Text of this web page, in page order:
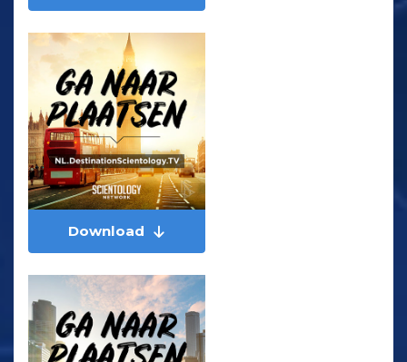
Download